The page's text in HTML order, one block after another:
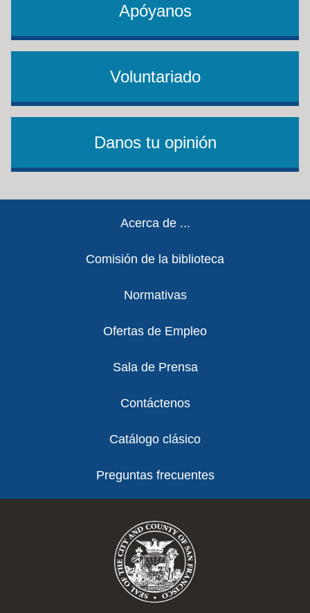
Apóyanos
Voluntariado
Danos tu opinión
Acerca de ...
Comisión de la biblioteca
Normativas
Ofertas de Empleo
Sala de Prensa
Contáctenos
Catálogo clásico
Preguntas frecuentes